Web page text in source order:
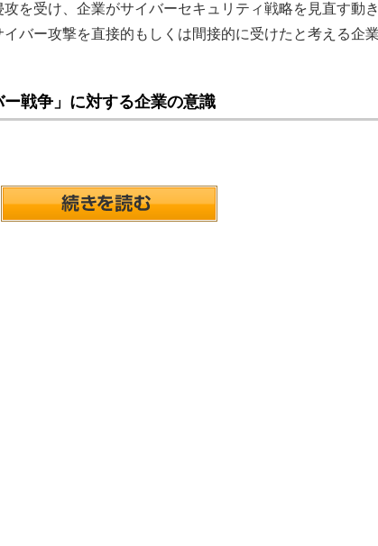
を受け、企業がサイバーセキュリティ戦略を見直す動
バー攻撃を直接的もしくは間接的に受けたと考える企
戦争」に対する企業の意識